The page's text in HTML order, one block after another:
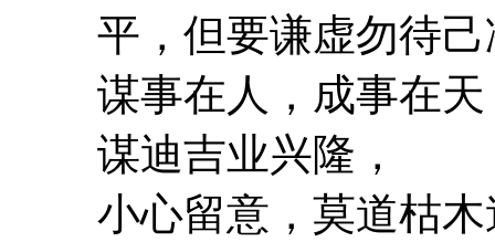
平，但要谦虚勿待
谋事在人，成事在
谋迪吉业兴隆，
小心留意，莫道枯